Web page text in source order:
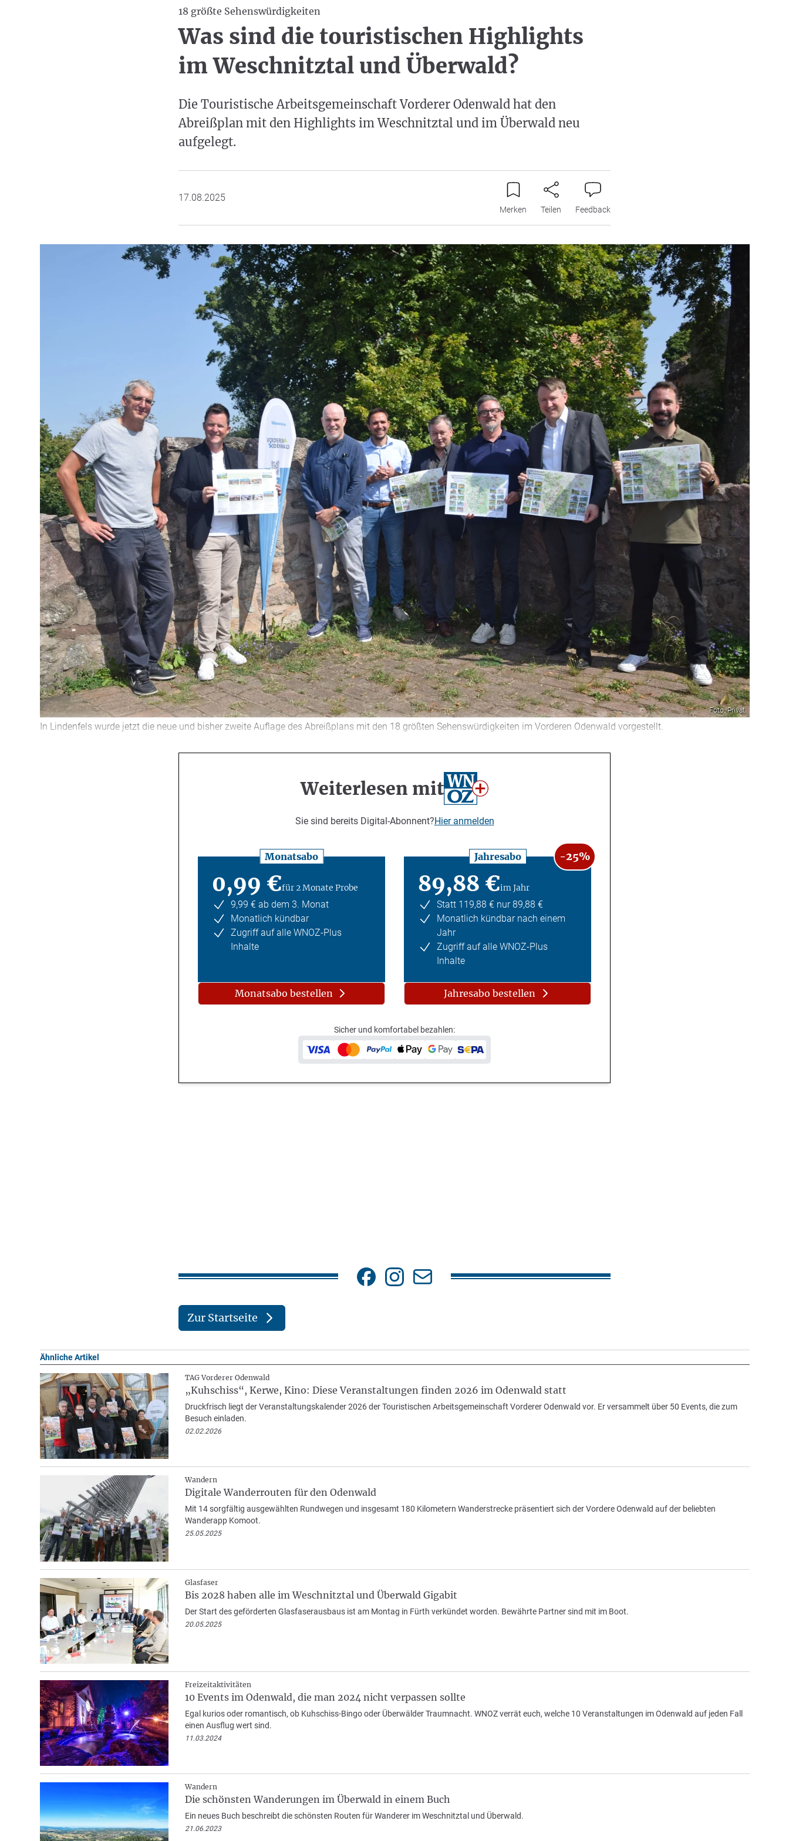
18 größte Sehenswürdigkeiten
Was sind die touristischen Highlights
im Weschnitztal und Überwald?
Die Touristische Arbeitsgemeinschaft Vorderer Odenwald hat den
Abreißplan mit den Highlights im Weschnitztal und im Überwald neu
aufgelegt.
17.08.2025
Merken Teilen Feedback
Foto: Privat
In Lindenfels wurde jetzt die neue und bisher zweite Auflage des Abreißplans mit den 18 größten Sehenswürdigkeiten im Vorderen Odenwald vorgestellt.
Weiterlesen mit
Sie sind bereits Digital-Abonnent?Hier anmelden
Monatsabo
0,99 €für 2 Monate Probe
9,99 € ab dem 3. Monat
Monatlich kündbar
Zugriff auf alle WNOZ-Plus
Inhalte
Monatsabo bestellen
Jahresabo -25%
89,88 €im Jahr
Statt 119,88 € nur 89,88 €
Monatlich kündbar nach einem
Jahr
Zugriff auf alle WNOZ-Plus
Inhalte
Jahresabo bestellen
Sicher und komfortabel bezahlen:
Zur Startseite
Ähnliche Artikel
TAG Vorderer Odenwald
„Kuhschiss“, Kerwe, Kino: Diese Veranstaltungen finden 2026 im Odenwald statt
Druckfrisch liegt der Veranstaltungskalender 2026 der Touristischen Arbeitsgemeinschaft Vorderer Odenwald vor. Er versammelt über 50 Events, die zum
Besuch einladen.
02.02.2026
Wandern
Digitale Wanderrouten für den Odenwald
Mit 14 sorgfältig ausgewählten Rundwegen und insgesamt 180 Kilometern Wanderstrecke präsentiert sich der Vordere Odenwald auf der beliebten
Wanderapp Komoot.
25.05.2025
Glasfaser
Bis 2028 haben alle im Weschnitztal und Überwald Gigabit
Der Start des geförderten Glasfaserausbaus ist am Montag in Fürth verkündet worden. Bewährte Partner sind mit im Boot.
20.05.2025
Freizeitaktivitäten
10 Events im Odenwald, die man 2024 nicht verpassen sollte
Egal kurios oder romantisch, ob Kuhschiss-Bingo oder Überwälder Traumnacht. WNOZ verrät euch, welche 10 Veranstaltungen im Odenwald auf jeden Fall
einen Ausflug wert sind.
11.03.2024
Wandern
Die schönsten Wanderungen im Überwald in einem Buch
Ein neues Buch beschreibt die schönsten Routen für Wanderer im Weschnitztal und Überwald.
21.06.2023